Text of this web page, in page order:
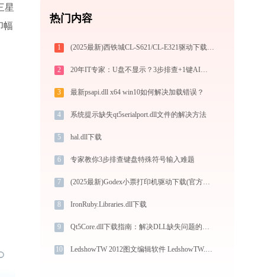
星
幅
热门内容
1 (2025最新)西铁城CL-S621/CL-E321驱动下载(官方Win10/Win11)
2 20年IT专家：U盘不显示？3步排查+1键AI修复方案
3 最新psapi.dll x64 win10如何解决加载错误？
4 系统提示缺失qt5serialport.dll文件的解决方法
5 hal.dll下载
6 专家教你3步排查键盘特殊符号输入难题
7 (2025最新)Godex小票打印机驱动下载(官方Win10/Win11)
8 IronRuby.Libraries.dll下载
9 Qt5Core.dll下载指南：解决DLL缺失问题的完整方案
10 LedshowTW 2012图文编辑软件 LedshowTW.exe加载sun_show.dll文件丢失处理办法